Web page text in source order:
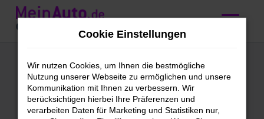
Zum
Hauptinhalt
Ford Vorführwagen
kaufen mit
Cookie Einstellungen
Wir nutzen Cookies, um Ihnen die bestmögliche
Nutzung unserer Webseite zu ermöglichen und unsere
Kommunikation mit Ihnen zu verbessern. Wir
berücksichtigen hierbei Ihre Präferenzen und
verarbeiten Daten für Marketing und Statistiken nur,